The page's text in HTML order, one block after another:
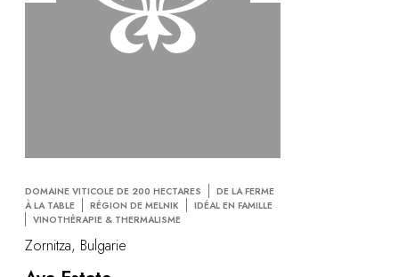
DOMAINE VITICOLE DE 200 HECTARES
DE LA FERME
À LA TABLE
RÉGION DE MELNIK
IDÉAL EN FAMILLE
VINOTHÉRAPIE & THERMALISME
Zornitza, Bulgarie